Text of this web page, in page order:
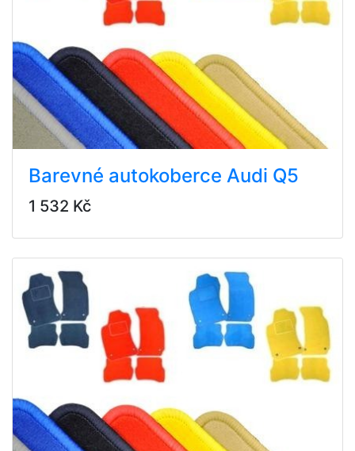
Barevné autokoberce Audi Q5
1 532 Kč